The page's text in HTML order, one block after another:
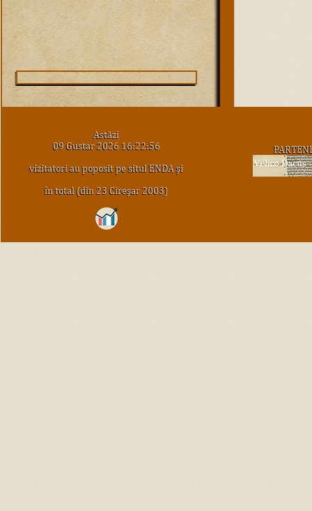
Astăzi
09 Gustar 2026 16:22:56
vizitatori au poposit pe situl ENDA şi
în total (din 23 Cireşar 2003)